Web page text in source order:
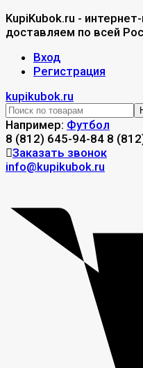
KupiKubok.ru -
доставляем по всей
Вход
Регистрация
kupikubok.ru
Например: Футбол
8 (812) 645-94-84 8
Заказать звонок
info@kupikubok.ru